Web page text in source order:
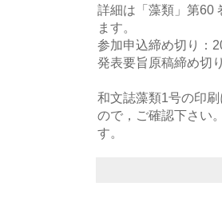
詳細は「藻類」第60
ます。
参加申込締め切り：
発表要旨原稿締め切
和文誌藻類1号の印
ので，ご確認下さい
す。